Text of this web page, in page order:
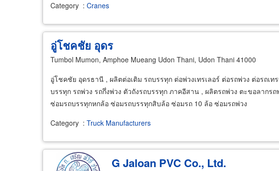
Category : Cranes
อู่โชคชัย อุดร
Tumbol Mumon, Amphoe Mueang Udon Thani, Udon Thani 41000
อู่โชคชัย อุดรธานี , ผลิตต่อเติม รถบรรทุก ต่อพ่วงเทรเลอร์ ต่อรถพ่วง ต่อรถเ
บรรทุก รถพ่วง รถกึ่งพ่วง ตัวถังรถบรรทุก ภาคอีสาน , ผลิตรถพ่วง ตะขอลาก
ซ่อมรถบรรทุกหกล้อ ซ่อมรถบรรทุกสิบล้อ ซ่อมรถ 10 ล้อ ซ่อมรถพ่วง
Category : Truck Manufacturers
G Jaloan PVC Co., Ltd.